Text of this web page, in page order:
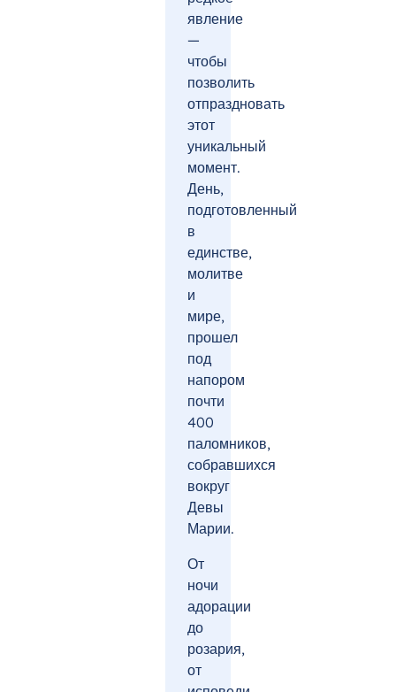
явление
—
чтобы
позволить
отпраздновать
этот
уникальный
момент.
День,
подготовленный
в
единстве,
молитве
и
мире,
прошел
под
напором
почти
400
паломников,
собравшихся
вокруг
Девы
Марии.
От
ночи
адорации
до
розария,
от